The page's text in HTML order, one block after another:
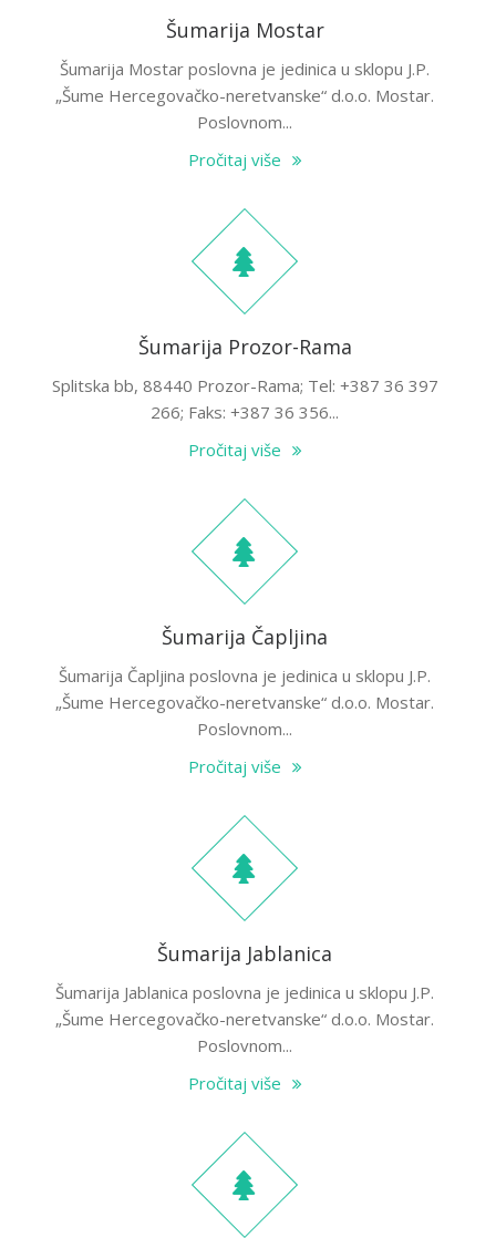
Šumarija Mostar
Šumarija Mostar poslovna je jedinica u sklopu J.P.
„Šume Hercegovačko-neretvanske“ d.o.o. Mostar.
Poslovnom...
Pročitaj više
Šumarija Prozor-Rama
Splitska bb, 88440 Prozor-Rama; Tel: +387 36 397
266; Faks: +387 36 356...
Pročitaj više
Šumarija Čapljina
Šumarija Čapljina poslovna je jedinica u sklopu J.P.
„Šume Hercegovačko-neretvanske“ d.o.o. Mostar.
Poslovnom...
Pročitaj više
Šumarija Jablanica
Šumarija Jablanica poslovna je jedinica u sklopu J.P.
„Šume Hercegovačko-neretvanske“ d.o.o. Mostar.
Poslovnom...
Pročitaj više